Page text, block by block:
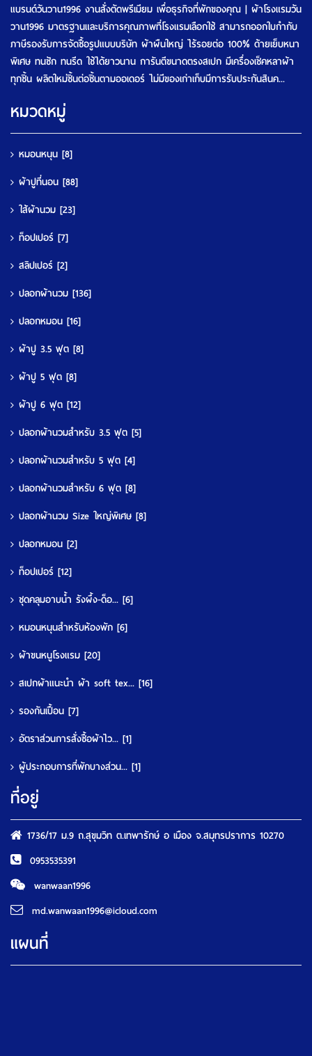
แบรนด์วันวาน1996 งานสั่งตัดพรีเมียม เพื่อธุรกิจที่พักของคุณ | ผ้าโรงแรมวัน
วาน1996 มาตรฐานและบริการคุณภาพที่โรงแรมเลือกใช้ สามารถออกใบกำกับ
ภาษีรองรับการจัดซื้อรูปแบบบริษัท ผ้าผืนใหญ่ ไร้รอยต่อ 100% ด้ายเย็บหนา
พิเศษ ทนซัก ทนรีด ใช้ได้ยาวนาน การันตีขนาดตรงสเปก มีเครื่องเช็คหลาผ้า
ทุกชิ้น ผลิตใหม่ชิ้นต่อชิ้นตามออเดอร์ ไม่มีของเก่าเก็บมีการรับประกันสินค...
หมวดหมู่
หมอนหนุน [8]
ผ้าปูที่นอน [88]
ใส้ผ้านวม [23]
ท็อปเปอร์ [7]
สลิปเปอร์ [2]
ปลอกผ้านวม [136]
ปลอกหมอน [16]
ผ้าปู 3.5 ฟุต [8]
ผ้าปู 5 ฟุต [8]
ผ้าปู 6 ฟุต [12]
ปลอกผ้านวมสำหรับ 3.5 ฟุต [5]
ปลอกผ้านวมสำหรับ 5 ฟุต [4]
ปลอกผ้านวมสำหรับ 6 ฟุต [8]
ปลอกผ้านวม Size ใหญ่พิเศษ [8]
ปลอกหมอน [2]
ท็อปเปอร์ [12]
ชุดคลุมอาบน้ำ รังผึ้ง-ด็อ... [6]
หมอนหนุนสำหรับห้องพัก [6]
ผ้าขนหนูโรงแรม [20]
สเปกผ้าแนะนำ ผ้า soft tex... [16]
รองกันเปื้อน [7]
อัตราส่วนการสั่งซื้อผ้าไว... [1]
ผู้ประกอบการที่พักบางส่วน... [1]
ที่อยู่
1736/17 ม.9 ถ.สุขุมวิท ต.เทพารักษ์ อ เมือง จ.สมุทรปราการ 10270
0953535391
wanwaan1996
md.wanwaan1996@icloud.com
แผนที่